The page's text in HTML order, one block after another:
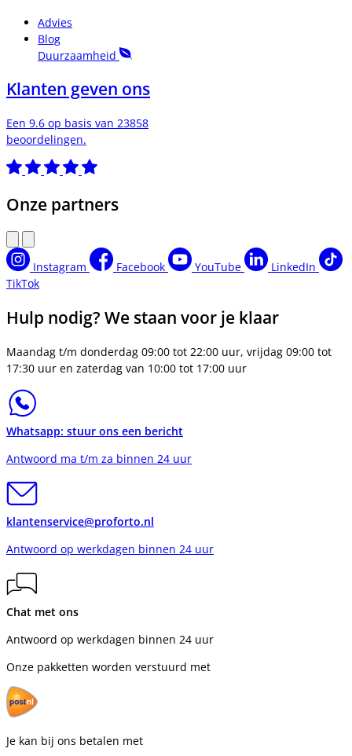
Advies
Blog
Duurzaamheid
Klanten geven ons
Een 9.6 op basis van 23858
beoordelingen.
Onze partners
Instagram Facebook YouTube
LinkedIn
TikTok
Hulp nodig? We staan voor je klaar
Maandag t/m donderdag 09:00 tot 22:00 uur, vrijdag 09:00 tot
17:30 uur en zaterdag van 10:00 tot 17:00 uur
Whatsapp: stuur ons een bericht
Antwoord ma t/m za binnen 24 uur
klantenservice@proforto.nl
Antwoord op werkdagen binnen 24 uur
Chat met ons
Antwoord op werkdagen binnen 24 uur
Onze pakketten worden verstuurd met
Je kan bij ons betalen met